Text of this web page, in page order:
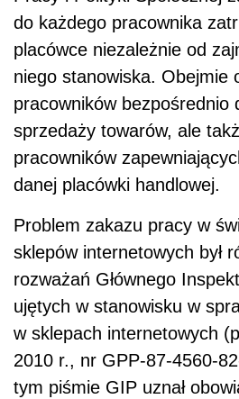
do każdego pracownika
placówce niezależnie od
niego stanowiska. Obejmie
pracowników bezpośrednio
sprzedaży towarów, ale
pracowników
danej placówki handlowej.
Problem zakazu pracy w
sklepów internetowych był
rozważań Głównego
ujętych w stanowisku w
w sklepach internetowych
2010 r., nr GPP-87-4560-
tym piśmie GIP uznał